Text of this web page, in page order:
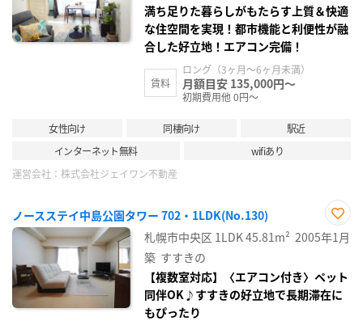
満ち足りた暮らしがもたらす上質＆快適
な住空間を実現！都市機能と利便性が融
合した好立地！エアコン完備！
賃料
ロング（3ヶ月～6ヶ月未満）
月額目安 135,000円～
初期費用他 0円～
女性向け 同棲向け
駅近
インターネット無料
wifiあり
運営会社： 株式会社ジェイワン不動産
ノースステイ中島公園タワー 702・1LDK(No.130)
お気
に入
札幌市中央区 1LDK45.81m² 2005年1月
築 すすきの
【複数室対応】〈エアコン付き〉ペット
同伴OK♪すすきの好立地で長期滞在に
もぴったり